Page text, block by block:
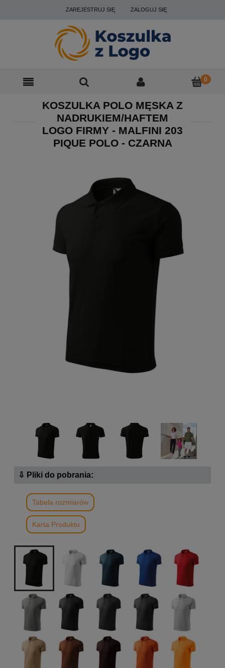
ZAREJESTRUJ SIĘ ZALOGUJ SIĘ
KOSZULKA POLO MĘSKA Z
NADRUKIEM/HAFTEM
LOGO FIRMY - MALFINI 203
PIQUE POLO - CZARNA
⇩ Pliki do pobrania:
Tabela rozmiarów
Karta Produktu